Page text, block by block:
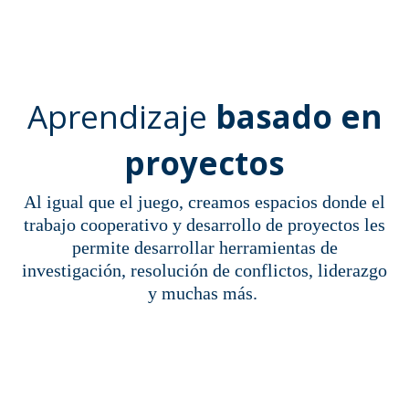
Aprendizaje basado en
proyectos
Al igual que el juego, creamos espacios donde el
trabajo cooperativo y desarrollo de proyectos les
permite desarrollar herramientas de
investigación, resolución de conflictos, liderazgo
y muchas más.